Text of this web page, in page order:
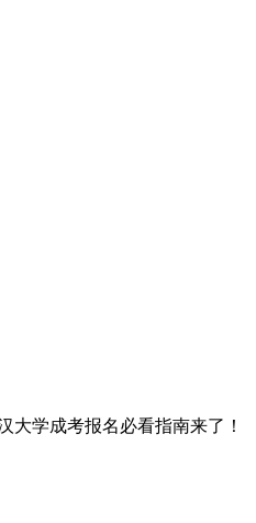
大学成考报名必看指南来了！